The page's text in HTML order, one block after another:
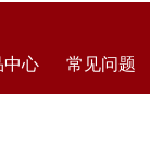
16号
中心
常见问题